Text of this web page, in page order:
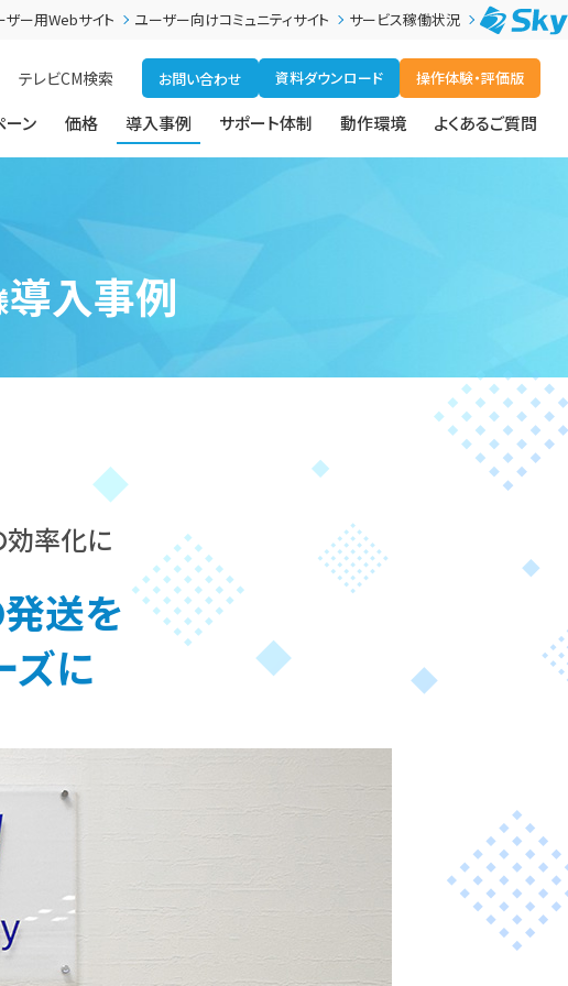
テレビCM検索 お問い合わせ 資料ダウンロード 操作体験・評価版
ーン 価格 導入事例 サポート体制 動作環境 よくあるご質問
ザー用Webサイト ユーザー向けコミュニティサイト サービス稼働状況
導入事例
率化に
送を
ズに